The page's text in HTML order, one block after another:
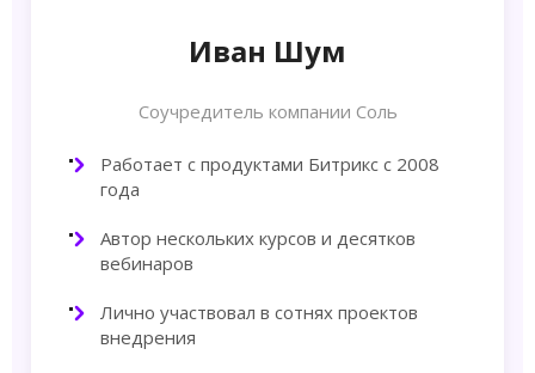
Иван Шум
Соучредитель компании Соль
Работает с продуктами Битрикс с 2008
года
Автор нескольких курсов и десятков
вебинаров
Лично участвовал в сотнях проектов
внедрения